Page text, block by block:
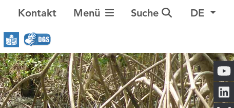
Kontakt Navigation umschalten
Menü Suche DE